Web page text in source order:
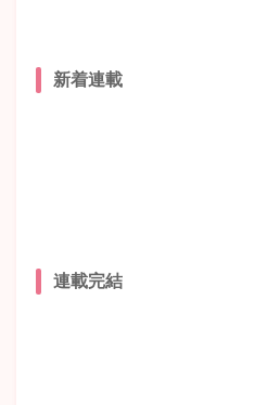
新着連載
連載完結